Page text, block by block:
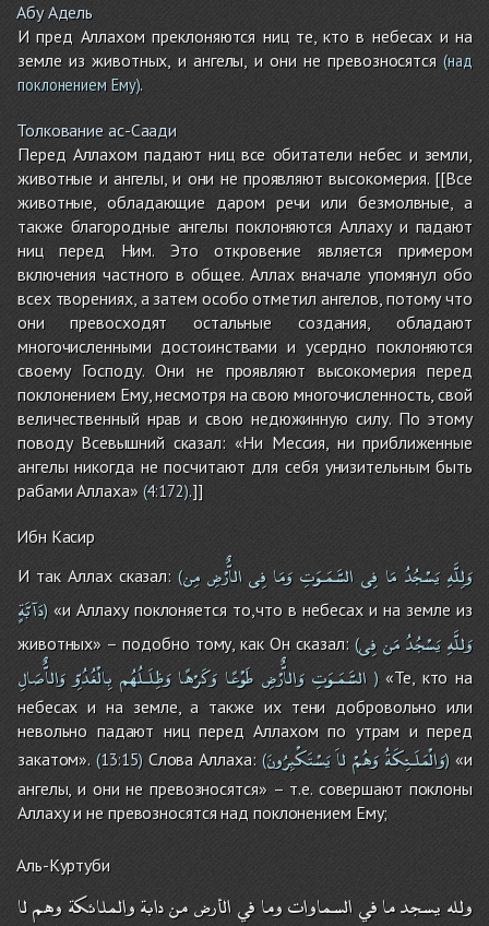
Абу Адель
И пред Аллахом преклоняются ниц те, кто в небесах и на
земле из животных, и ангелы, и они не превозносятся(над
поклонением Ему).
Толкование ас-Саади
Перед Аллахом падают ниц все обитатели небес и земли,
животные и ангелы, и они не проявляют высокомерия. [[Все
животные, обладающие даром речи или безмолвные, а
также благородные ангелы поклоняются Аллаху и падают
ниц перед Ним. Это откровение является примером
включения частного в общее. Аллах вначале упомянул обо
всех творениях, а затем особо отметил ангелов, потому что
они превосходят остальные создания, обладают
многочисленными достоинствами и усердно поклоняются
своему Господу. Они не проявляют высокомерия перед
поклонением Ему, несмотря на свою многочисленность, свой
величественный нрав и свою недюжинную силу. По этому
поводу Всевышний сказал: «Ни Мессия, ни приближенные
ангелы никогда не посчитают для себя унизительным быть
рабами Аллаха»(4:172).]]
Ибн Касир
И так Аллах сказал: ( وَلِلَّهِ يَسْجُدُ مَا فِى السَّمَـوَتِ وَمَا فِىالاٌّرْضِ مِن
دَآبَّةٍ)«и Аллаху поклоняется то,что в небесах и на земле из
животных» – подобно тому, как Он сказал:( وَللَّهِيَسْجُدُمَنفِى
السَّمَـوَتِ وَالاٌّرْضِ طَوْعًا وَكَرْهًا وَظِلَـلُهُم بِالْغُدُوِّ وَالاٌّصَالِ )«Те, кто на
небесах и на земле, а также их тени добровольно или
невольно падают ниц перед Аллахом по утрам и перед
закатом». (13:15)Слова Аллаха:( وَالْمَلَـئِكَةُوَهُمْلاَيَسْتَكْبِرُونَ ) «и
ангелы, и они не превозносятся» – т.е. совершают поклоны
Аллаху и не превозносятся над поклонением Ему;
Аль-Куртуби
وللهيسجدمافيالسماواتومافيالأرضمندابةوالملائكةوهملا